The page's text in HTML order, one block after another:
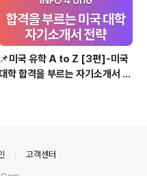
📌미국 유학 A to Z [3편]-미국
대학 합격을 부르는 자기소개서 전
고객센터